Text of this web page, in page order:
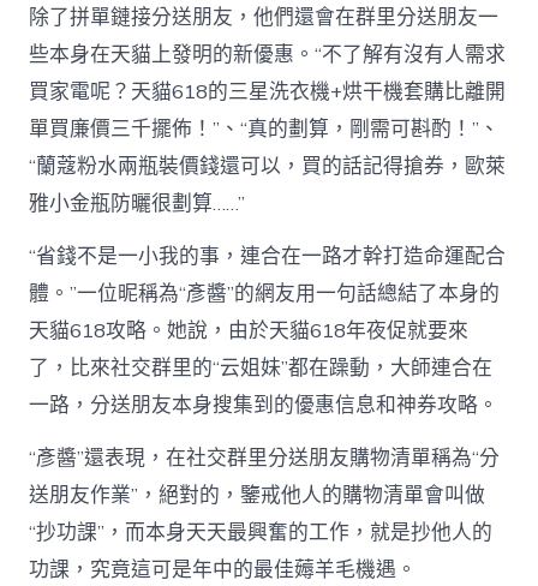
除了拼單鏈接分送朋友，他們還會在群里分送朋友一
些本身在天貓上發明的新優惠。“不了解有沒有人需求
買家電呢？天貓618的三星洗衣機+烘干機套購比離開
單買廉價三千擺佈！”、“真的劃算，剛需可斟酌！”、
“蘭蔻粉水兩瓶裝價錢還可以，買的話記得搶券，歐萊
雅小金瓶防曬很劃算……”
“省錢不是一小我的事，連合在一路才幹打造命運配合
體。”一位昵稱為“彥醬”的網友用一句話總結了本身的
天貓618攻略。她說，由於天貓618年夜促就要來
了，比來社交群里的“云姐妹”都在躁動，大師連合在
一路，分送朋友本身搜集到的優惠信息和神券攻略。
“彥醬”還表現，在社交群里分送朋友購物清單稱為“分
送朋友作業”，絕對的，鑒戒他人的購物清單會叫做
“抄功課”，而本身天天最興奮的工作，就是抄他人的
功課，究竟這可是年中的最佳薅羊毛機遇。